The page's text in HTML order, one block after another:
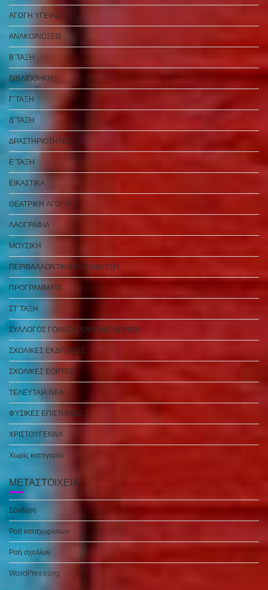
ΑΓΩΓΗ ΥΓΕΙΑΣ
ΑΝΑΚΟΙΝΩΣΕΙΣ
Β΄ΤΑΞΗ
ΒΙΒΛΙΟΘΗΚΗ
Γ΄ΤΑΞΗ
Δ΄ΤΑΞΗ
ΔΡΑΣΤΗΡΙΟΤΗΤΕΣ
Ε΄ΤΑΞΗ
ΕΙΚΑΣΤΙΚΑ
ΘΕΑΤΡΙΚΗ ΑΓΩΓΗ
ΛΑΟΓΡΑΦΙΑ
ΜΟΥΣΙΚΗ
ΠΕΡΙΒΑΛΛΟΝΤΙΚΗ ΕΚΠΑΙΔΕΥΣΗ
ΠΡΟΓΡΑΜΜΑΤΑ
ΣΤ΄ΤΑΞΗ
ΣΥΛΛΟΓΟΣ ΓΟΝΕΩΝ ΚΑΙ ΚΗΔΕΜΟΝΩΝ
ΣΧΟΛΙΚΕΣ ΕΚΔΡΟΜΕΣ
ΣΧΟΛΙΚΕΣ ΕΟΡΤΕΣ
ΤΕΛΕΥΤΑΙΑ ΝΕΑ
ΦΥΣΙΚΕΣ ΕΠΙΣΤΗΜΕΣ
ΧΡΙΣΤΟΥΓΕΝΝΑ
Χωρίς κατηγορία
ΜΕΤΑΣΤΟΙΧΕΊΑ
Σύνδεση
Ροή καταχωρίσεων
Ροή σχολίων
WordPress.org